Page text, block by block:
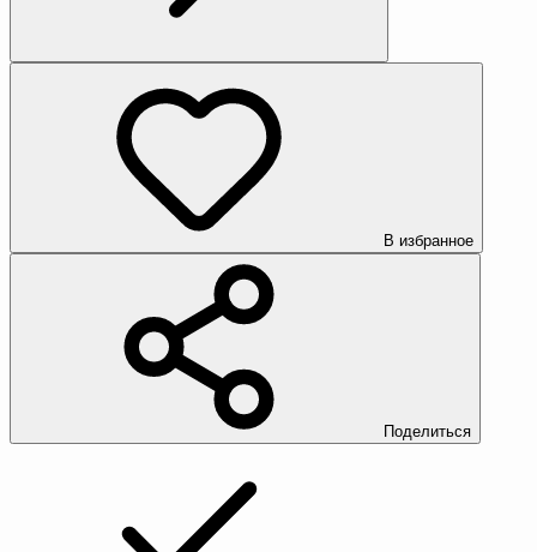
В избранное
Поделиться